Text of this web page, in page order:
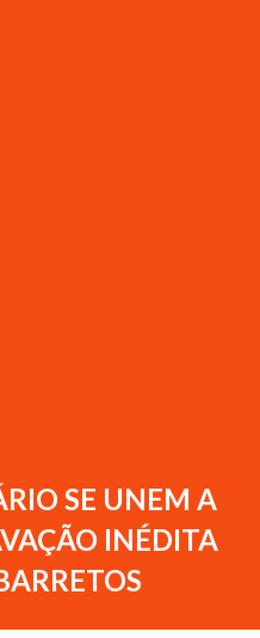
SE UNEM A
INÉDITA